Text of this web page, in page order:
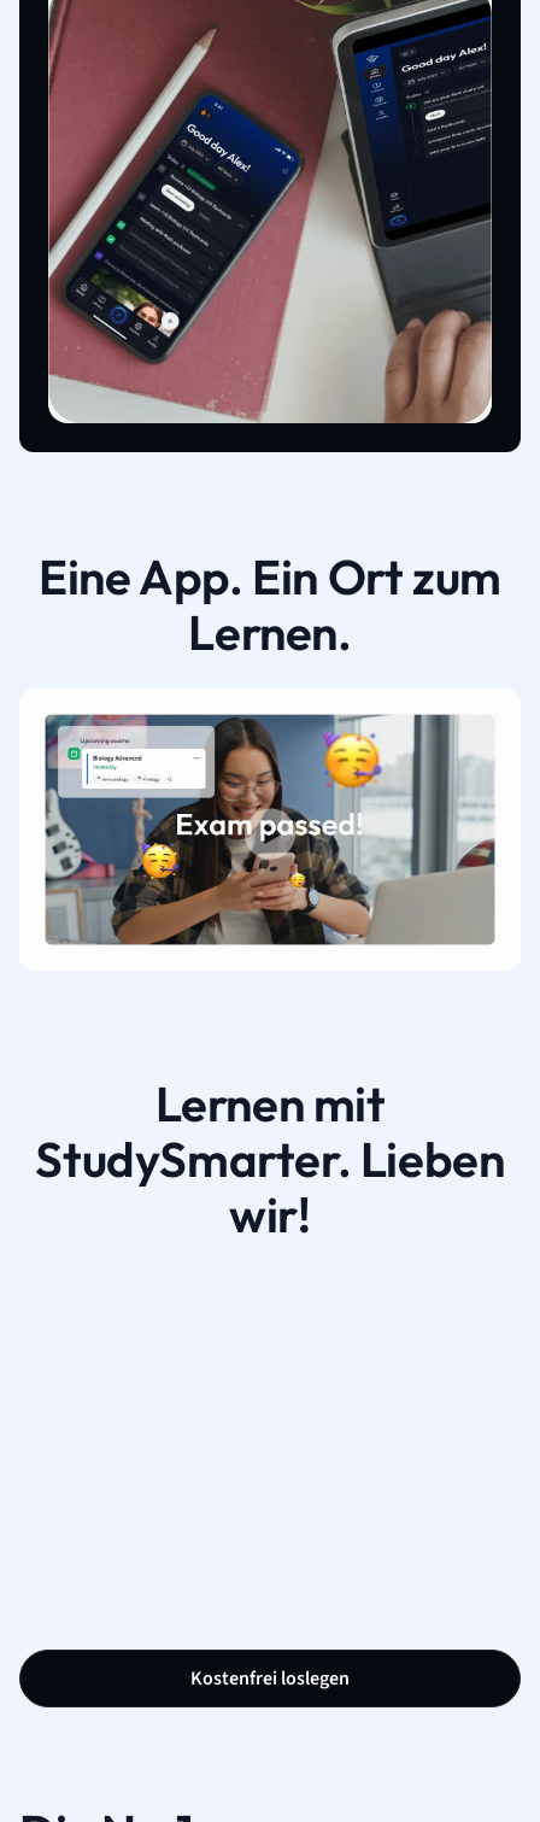
Eine App. Ein Ort zum
Lernen.
Lernen mit
StudySmarter. Lieben
wir!
Kostenfrei loslegen